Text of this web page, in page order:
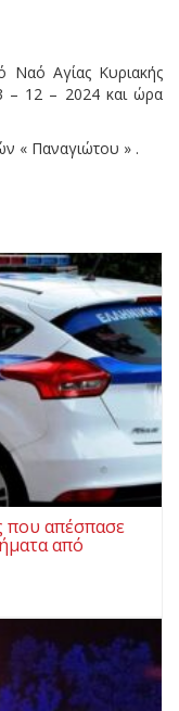
Ναό Αγίας Κυριακής
– 12 – 2024 και ώρα
« Παναγιώτου » .
που απέσπασε
από